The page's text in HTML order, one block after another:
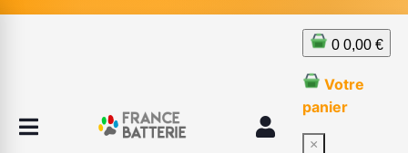
0 0,00 €
Votre
panier
×